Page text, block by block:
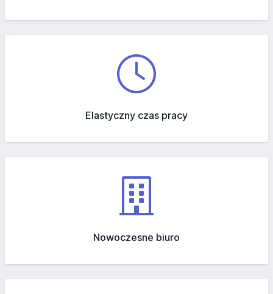
Elastyczny czas pracy
Nowoczesne biuro